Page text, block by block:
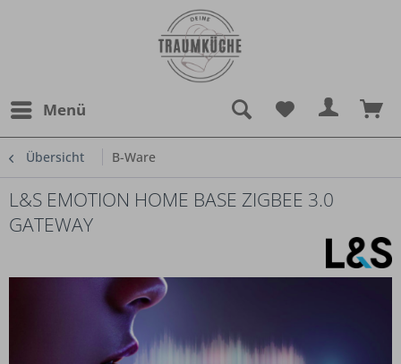
Menü
Übersicht B-Ware
L&S EMOTION HOME BASE ZIGBEE 3.0
GATEWAY